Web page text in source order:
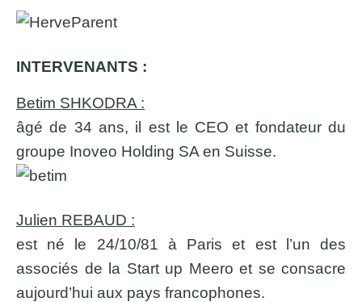
INTERVENANTS :
Betim SHKODRA :
âgé de 34 ans, il est le CEO et fondateur du
groupe Inoveo Holding SA en Suisse.
Julien REBAUD :
est né le 24/10/81 à Paris et est l’un des
associés de la Start up Meero et se consacre
aujourd’hui aux pays francophones.